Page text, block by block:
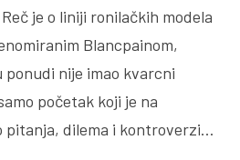
je o liniji ronilačkih modela
Blancpainom,
ponudi nije imao kvarcni
početak koji je na
pitanja, dilema i kontroverzi…